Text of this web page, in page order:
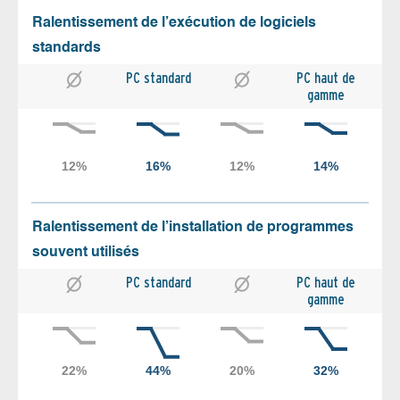
Ralentissement de l’exécution de logiciels
standards
PC standard
PC haut de
gamme
Ralentissement de l’installation de programmes
souvent utilisés
PC standard
PC haut de
gamme